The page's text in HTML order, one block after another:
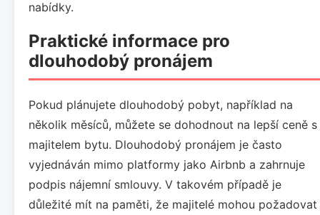
nabídky.
Praktické informace pro
dlouhodobý pronájem
Pokud plánujete dlouhodobý pobyt, například na
několik měsíců, můžete se dohodnout na lepší ceně s
majitelem bytu. Dlouhodobý pronájem je často
vyjednáván mimo platformy jako Airbnb a zahrnuje
podpis nájemní smlouvy. V takovém případě je
důležité mít na paměti, že majitelé mohou požadovat